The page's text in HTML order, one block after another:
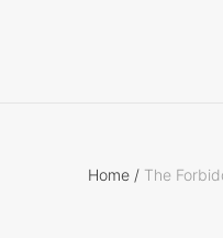
Home / The